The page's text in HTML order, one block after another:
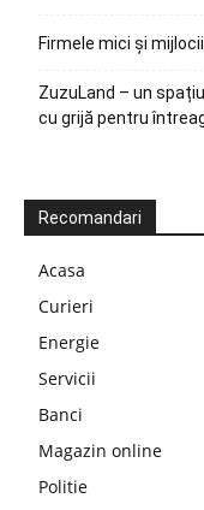
Firmele mici și
ZuzuLand – un
cu grijă pentru
Recomandari
Acasa
Curieri
Energie
Servicii
Banci
Magazin online
Politie